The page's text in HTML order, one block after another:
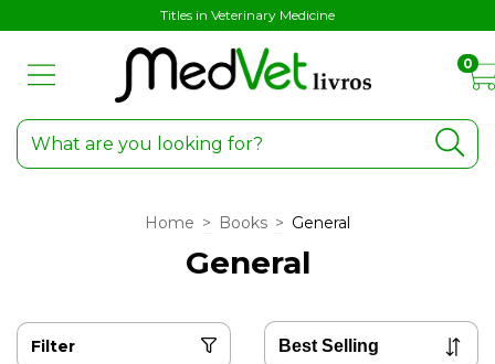
Titles in Veterinary Medicine
0
Home > Books > General
General
Filter